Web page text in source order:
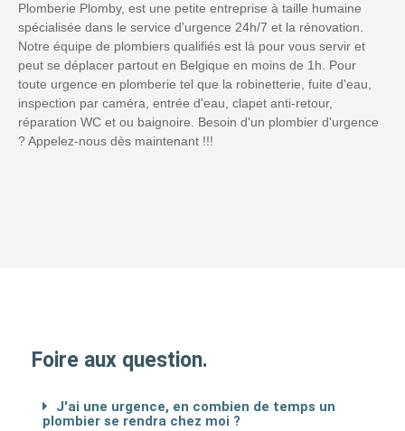
Plomberie Plomby, est une petite entreprise à taille humaine
spécialisée dans le service d’urgence 24h/7 et la rénovation.
Notre équipe de plombiers qualifiés est là pour vous servir et
peut se déplacer partout en Belgique en moins de 1h. Pour
toute urgence en plomberie tel que la robinetterie, fuite d'eau,
inspection par caméra, entrée d'eau, clapet anti-retour,
réparation WC et ou baignoire. Besoin d'un plombier d'urgence
? Appelez-nous dès maintenant !!!
Foire aux question.
J'ai une urgence, en combien de temps un
plombier se rendra chez moi ?